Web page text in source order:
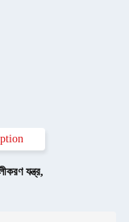
যন্ত্র,